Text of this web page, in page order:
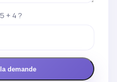
+ 4 ?
demande